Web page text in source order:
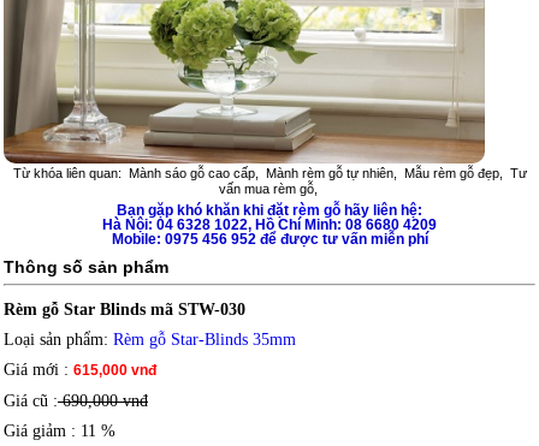
Từ khóa liên quan: Mành sáo gỗ cao cấp, Mành rèm gỗ tự nhiên, Mẫu rèm gỗ đẹp, Tư
vấn mua rèm gỗ,
Bạn gặp khó khăn khi đặt rèm gỗ hãy liên hệ:
Hà Nội: 04 6328 1022, Hồ Chí Minh: 08 6680 4209
Mobile: 0975 456 952 để được tư vấn miễn phí
Thông số sản phẩm
Rèm gỗ Star Blinds mã STW-030
Loại sản phẩm: Rèm gỗ Star-Blinds 35mm
Giá mới : 615,000 vnđ
Giá cũ :690,000 vnđ
Giá giảm : 11 %